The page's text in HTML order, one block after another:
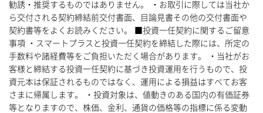
勧誘・推奨するものではありません。 ・お取引に際しては当社か
ら交付される契約締結前交付書面、目論見書その他の交付書面や
契約書等をよくお読みください。 ■投資一任契約に関するご留意
事項 ・スマートプラスと投資一任契約を締結した際には、所定の
手数料や諸経費等をご負担いただく場合があります。 ・当社がお
客様と締結する投資一任契約に基づき投資運用を行うもので、投
資元本は保証されるものではなく、運用による損益はすべてお客
さまに帰属します。 ・投資対象は、値動きのある国内の有価証券
等となりますので、株価、金利、通貨の価格等の指標に係る変動